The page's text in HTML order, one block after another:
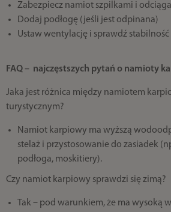
Zabezpiecz namiot szpilkami i
Dodaj podłogę (jeśli jest odpinana)
Ustaw wentylację i sprawdź
FAQ – najczęstszych pytań o namioty
Jaka jest różnica między namiotem
turystycznym?
Namiot karpiowy ma wyższą
stelaż i przystosowanie do zasiadek
podłoga, moskitiery).
Czy namiot karpiowy sprawdzi się zimą?
Tak – pod warunkiem, że ma wysoką